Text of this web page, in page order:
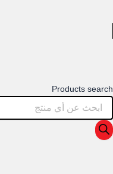
Products search